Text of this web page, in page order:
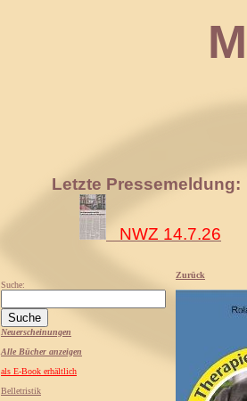
Letzte Pressemeldung:
NWZ 14.7.26
Suche:
Neuerscheinungen
Alle Bücher anzeigen
als E-Book erhältlich
Belletristik
Zurück